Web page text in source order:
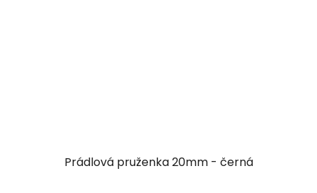
Prádlová pruženka 20mm - černá